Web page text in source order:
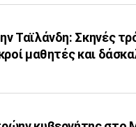
Ταϊλάνδη: Σκηνές
μαθητές και